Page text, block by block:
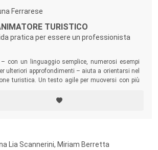
Ferrarese
TURISTICO
pratica per essere un professionista
con un linguaggio semplice, numerosi esempi
ulteriori approfondimenti – aiuta a orientarsi nel
turistica. Un testo agile per muoversi con più
Lia Scannerini, Miriam Berretta